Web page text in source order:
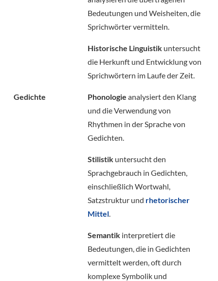
Bedeutungen und Weisheiten, die
Sprichwörter vermitteln.
Historische Linguistik untersucht
die Herkunft und Entwicklung von
Sprichwörtern im Laufe der Zeit.
Gedichte Phonologie analysiert den Klang
und die Verwendung von
Rhythmen in der Sprache von
Gedichten.
Stilistik untersucht den
Sprachgebrauch in Gedichten,
einschließlich Wortwahl,
Satzstruktur und rhetorischer
Mittel
Semantik interpretiert die
Bedeutungen, die in Gedichten
vermittelt werden, oft durch
komplexe Symbolik und